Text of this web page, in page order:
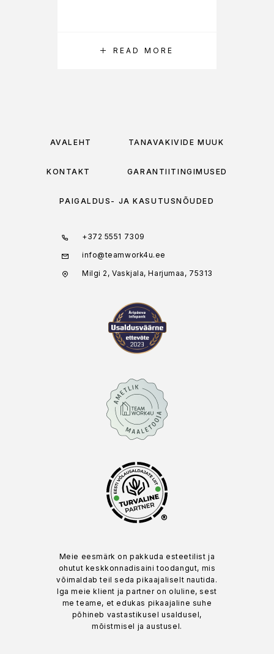
READ MORE
AVALEHT TÄNAVAKIVIDE MÜÜK
KONTAKT GARANTIITINGIMUSED
PAIGALDUS- JA KASUTUSNÕUDED
+372 5551 7309
info@teamwork4u.ee
Milgi 2, Vaskjala, Harjumaa, 75313
®
Meie eesmärk on pakkuda esteetilist ja
ohutut keskkonnadisaini toodangut, mis
võimaldab teil seda pikaajaliselt nautida.
Iga meie klient ja partner on oluline, sest
me teame, et edukas pikaajaline suhe
põhineb vastastikusel usaldusel,
mõistmisel ja austusel.